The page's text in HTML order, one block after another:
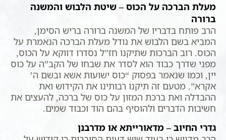
מעלת הברכה על הכוס – שיטת הלבוש והמשנה
ברורה
הרב פותח בדבריו של המשנה ברורה בריש הסימן,
המביא בשם הלבוש את גודל מעלת הברכה הנאמרת על
הכוס. רוב הברכות שתיקנו חז”ל נסדרו דווקא על הכוס,
מפני שדרך כבוד הוא לסדר את שבחו של הקב”ה על כוס
יין, וכמו שנאמר בפסוק “כוס ישועות אשא ובשם ה’
אקרא”. מטעם זה תיקנו רבותינו את הקידוש ואת
ההבדלה ואת ברכת המזון על כוס של ברכה, להעצים את
חשיבות הדברים ולהוסיף בהם הוד וכבוד שמים.
גדרי החיוב – מדאורייתא או מדרבנן